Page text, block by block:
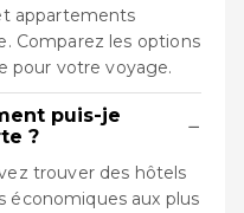
appartements
Comparez les options
pour votre voyage.
puis-je
?
−
trouver des hôtels
économiques aux plus